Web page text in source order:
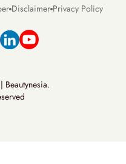
Disclaimer Privacy Policy